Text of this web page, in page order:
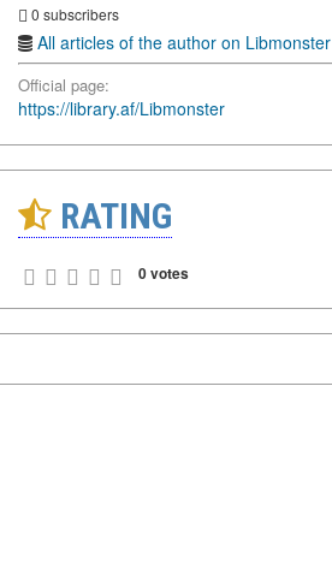
0 subscribers
All articles of the author on Libmonster
Official page:
https://library.af/Libmonster
RATING
0 votes